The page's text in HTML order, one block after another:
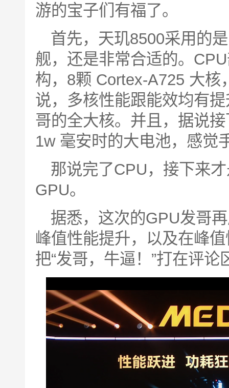
游的宝子们有福了。
首先，天玑8500采用的
舰，还是非常合适的。
构，8颗 Cortex-A725 大核
说，多核性能跟能效均有
哥的全大核。并且，据说
1w 毫安时的大电池，感觉
那说完了CPU，接下来
GPU。
据悉，这次的GPU发哥
峰值性能提升，以及在峰
把“发哥，牛逼！”打在评论